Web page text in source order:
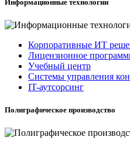
Информационные технологии
Корпоративные ИТ
Лицензионное
Учебный центр
Системы управления
IT-аутсорсинг
Полиграфическое производство